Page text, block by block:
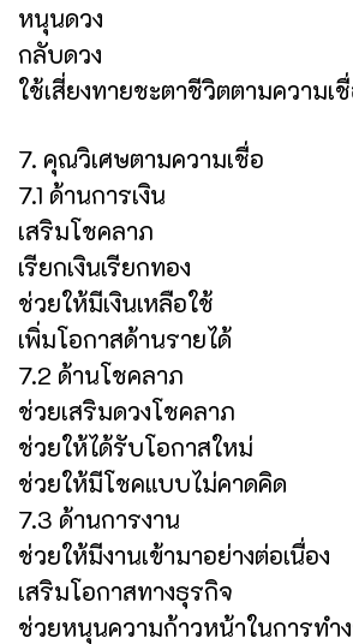
หนุนดวง
กลับดวง
ใช้เสี่ยงทายชะตาชีวิตตามความเ
7. คุณวิเศษตามความเชื่อ
7.1 ด้านการเงิน
เสริมโชคลาภ
เรียกเงินเรียกทอง
ช่วยให้มีเงินเหลือใช้
เพิ่มโอกาสด้านรายได้
7.2 ด้านโชคลาภ
ช่วยเสริมดวงโชคลาภ
ช่วยให้ได้รับโอกาสใหม่
ช่วยให้มีโชคแบบไม่คาดคิด
7.3 ด้านการงาน
ช่วยให้มีงานเข้ามาอย่างต่อเนื่อง
เสริมโอกาสทางธุรกิจ
ช่วยหนุนความก้าวหน้าในการทำ